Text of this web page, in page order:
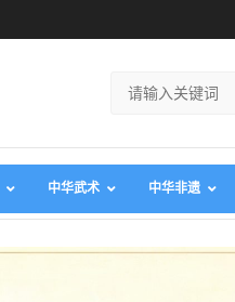
中华武术 中华非遗